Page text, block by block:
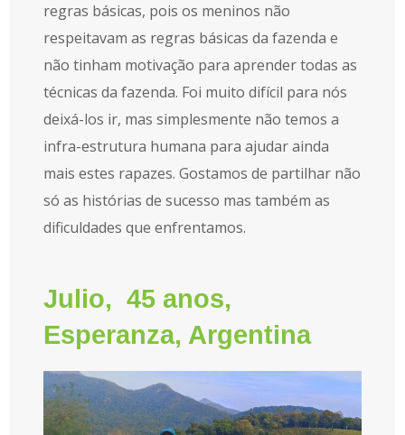
regras básicas, pois os meninos não
respeitavam as regras básicas da fazenda e
não tinham motivação para aprender todas as
técnicas da fazenda. Foi muito difícil para nós
deixá-los ir, mas simplesmente não temos a
infra-estrutura humana para ajudar ainda
mais estes rapazes. Gostamos de partilhar não
só as histórias de sucesso mas também as
dificuldades que enfrentamos.
Julio, 45 anos,
Esperanza, Argentina